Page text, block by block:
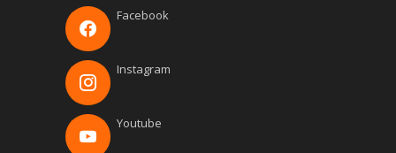
Facebook
Instagram
Youtube